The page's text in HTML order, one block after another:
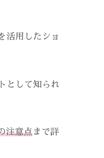
活用したショ
として知られ
注意点まで詳